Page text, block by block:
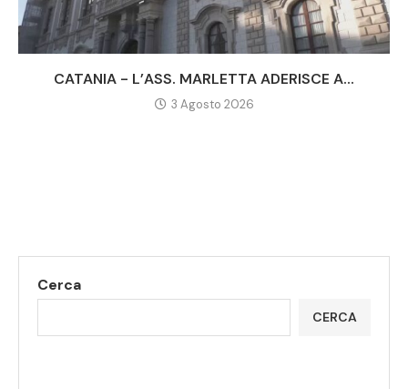
CATANIA - L’ASS. MARLETTA ADERISCE A...
3 Agosto 2026
Cerca
CERCA